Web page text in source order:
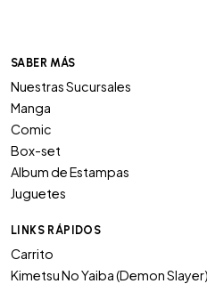
SABER MÁS
Nuestras Sucursales
Manga
Comic
Box-set
Album de Estampas
Juguetes
LINKS RÁPIDOS
Carrito
Kimetsu No Yaiba (Demon Slayer)